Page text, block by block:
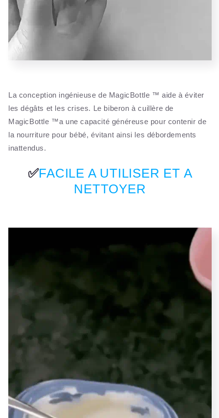
La conception ingénieuse de MagicBottle ™ aide à éviter
les dégâts et les crises. Le biberon à cuillère de
MagicBottle ™a une capacité généreuse pour contenir de
la nourriture pour bébé, évitant ainsi les débordements
inattendus.
✅FACILE A UTILISER ET A
NETTOYER